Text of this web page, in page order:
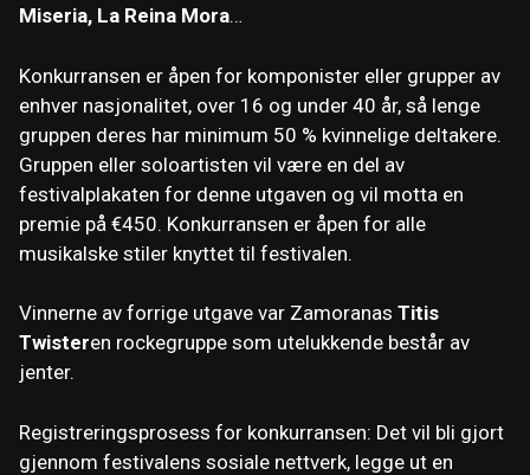
Miseria, La Reina Mora…
Konkurransen er åpen for komponister eller grupper av
enhver nasjonalitet, over 16 og under 40 år, så lenge
gruppen deres har minimum 50 % kvinnelige deltakere.
Gruppen eller soloartisten vil være en del av
festivalplakaten for denne utgaven og vil motta en
premie på €450. Konkurransen er åpen for alle
musikalske stiler knyttet til festivalen.
Vinnerne av forrige utgave var Zamoranas Titis
Twisteren rockegruppe som utelukkende består av
jenter.
Registreringsprosess for konkurransen: Det vil bli gjort
gjennom festivalens sosiale nettverk, legge ut en